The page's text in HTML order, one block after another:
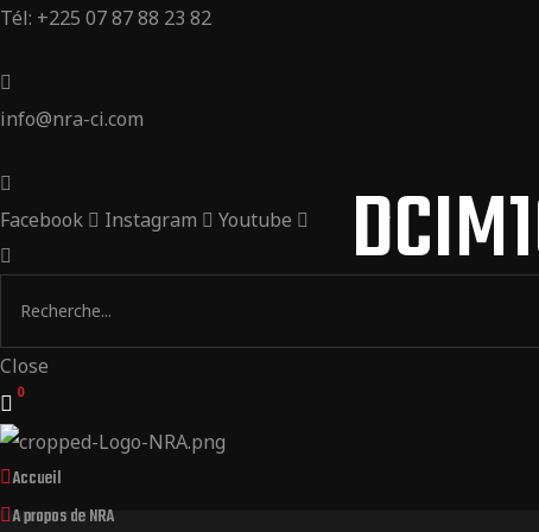
Tél: +225 07 87 88 23 82
info@nra-ci.com
Facebook Instagram Youtube
Close
0
Accueil
A propos de NRA